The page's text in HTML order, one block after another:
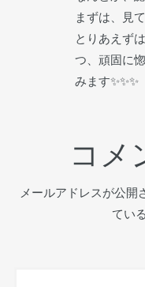
まずは、見
とりあえず
つ、頑固に
みます✨✨✨
コメ
メールアドレスが公開
てい